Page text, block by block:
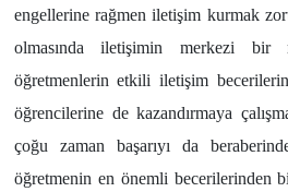
engellerine rağmen iletişim kurmak
olmasında iletişimin merkezi bir
öğretmenlerin etkili iletişim
öğrencilerine de kazandırmaya
çoğu zaman başarıyı da
öğretmenin en önemli becerilerinden